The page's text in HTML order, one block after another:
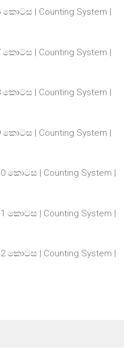
| Counting System |
| Counting System |
| Counting System |
| Counting System |
කොටස | Counting System |
කොටස | Counting System |
කොටස | Counting System |